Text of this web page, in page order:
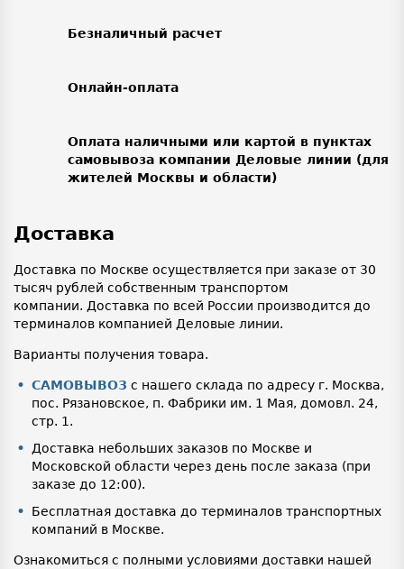
Безналичный расчет
Онлайн-оплата
Оплата наличными или картой в пунктах
самовывоза компании Деловые линии (для
жителей Москвы и области)
Доставка
Доставка по Москве осуществляется при заказе от 30
тысяч рублей собственным транспортом
компании. Доставка по всей России производится до
терминалов компанией Деловые линии.
Варианты получения товара.
САМОВЫВОЗ с нашего склада по адресу г. Москва,
пос. Рязановское, п. Фабрики им. 1 Мая, домовл. 24,
стр. 1.
Доставка небольших заказов по Москве и
Московской области через день после заказа (при
заказе до 12:00).
Бесплатная доставка до терминалов транспортных
компаний в Москве.
Ознакомиться с полными условиями доставки нашей